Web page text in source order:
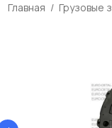
Главная Грузовые